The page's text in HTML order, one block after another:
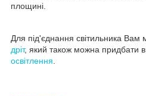
площині.
Для під'єднання світильника Вам
дріт, який також можна придбати
освітлення